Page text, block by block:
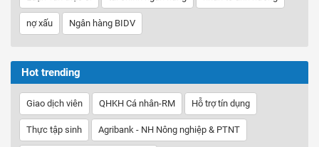
nợ xấu Ngân hàng BIDV
Hot trending
Giao dịch viên QHKH Cá nhân-RM Hỗ trợ tín dụng
Thực tập sinh Agribank - NH Nông nghiệp & PTNT